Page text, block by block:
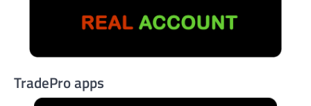
TradePro apps